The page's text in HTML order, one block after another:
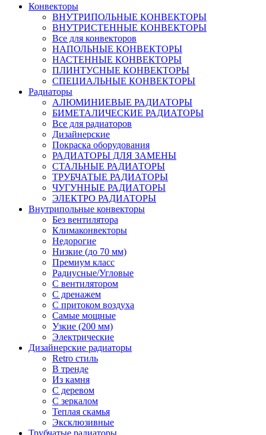
Конвекторы
ВНУТРИПОЛЬНЫЕ КОНВЕКТОРЫ
ВНУТРИСТЕННЫЕ КОНВЕКТОРЫ
Все для конвекторов
НАПОЛЬНЫЕ КОНВЕКТОРЫ
НАСТЕННЫЕ КОНВЕКТОРЫ
ПЛИНТУСНЫЕ КОНВЕКТОРЫ
СПЕЦИАЛЬНЫЕ КОНВЕКТОРЫ
Радиаторы
АЛЮМИНИЕВЫЕ РАДИАТОРЫ
БИМЕТАЛИЧЕСКИЕ РАДИАТОРЫ
Все для радиаторов
Дизайнерские
Покраска оборудования
РАДИАТОРЫ ДЛЯ ЗАМЕНЫ
СТАЛЬНЫЕ РАДИАТОРЫ
ТРУБЧАТЫЕ РАДИАТОРЫ
ЧУГУННЫЕ РАДИАТОРЫ
ЭЛЕКТРО РАДИАТОРЫ
Внутрипольные конвекторы
Без вентилятора
Климаконвекторы
Недорогие
Низкие (до 70 мм)
Премиум класс
Радиусные/Угловые
С вентилятором
С дренажем
С притоком воздуха
Самые мощные
Узкие (200 мм)
Электрические
Дизайнерские радиаторы
Retro стиль
В тренде
Из камня
С деревом
С зеркалом
Теплая скамья
Эксклюзивные
Трубчатые радиаторы